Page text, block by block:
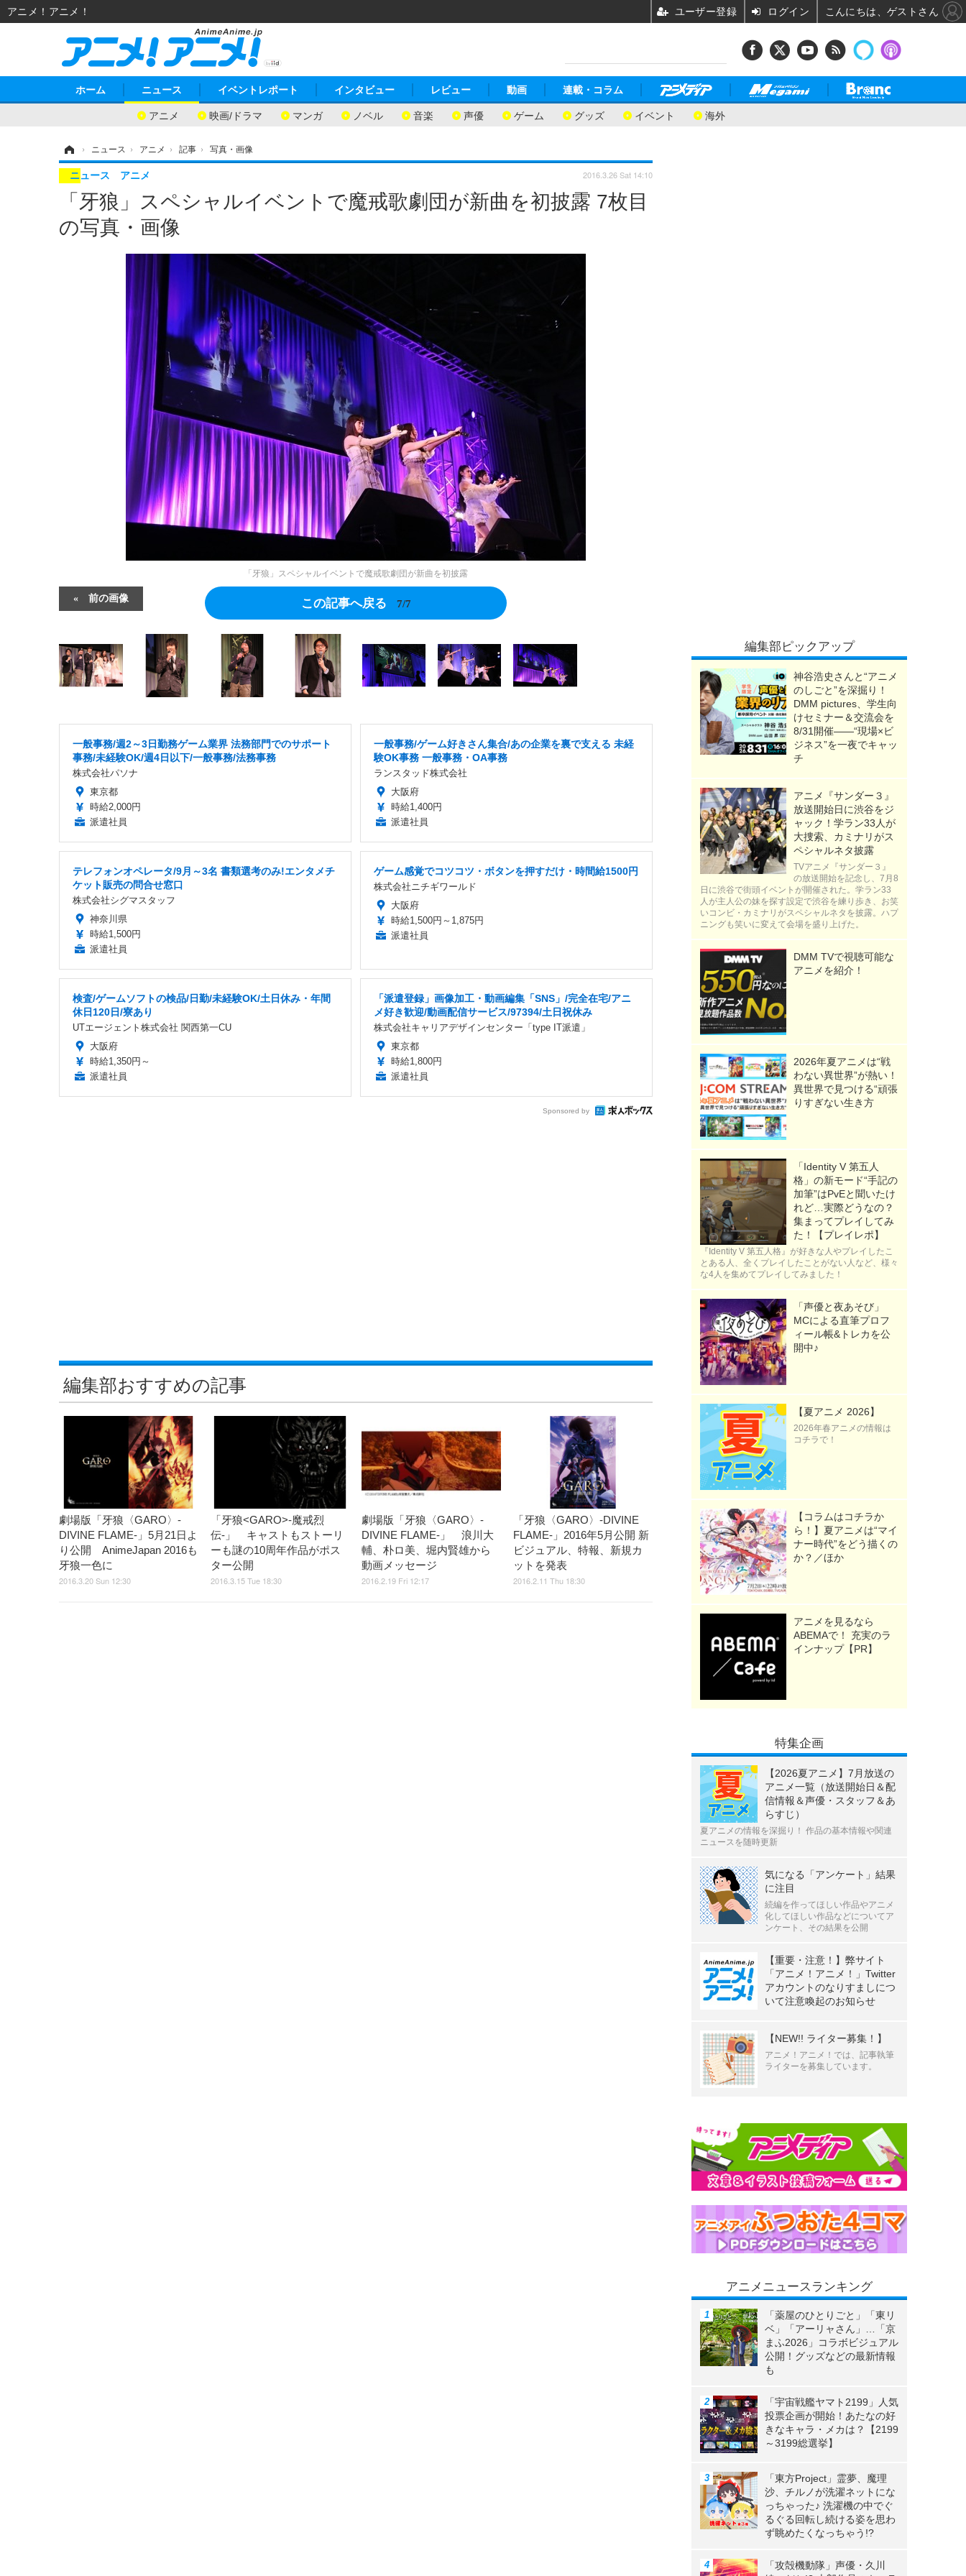
ホーム ニュース
アニメ 映画/ドラマ マンガ ノベル 音楽 声優 ゲーム グッズ イベント 海外
イベントレポート インタビュー レビュー 動画 連載・コラム
› ニュース › アニメ › 記事 › 写真・画像
「牙狼」スペシャルイベントで魔戒歌劇団が新曲を初披露 7枚目
の写真・画像
ニュース アニメ 2016.3.26 Sat 14:10
「牙狼」スペシャルイベントで魔戒歌劇団が新曲を初披露
前の画像 この記事へ戻る 7/7
一般事務/週2～3日勤務ゲーム業界 法務部門でのサポート
事務/未経験OK/週4日以下/一般事務/法務事務
株式会社パソナ
東京都
時給2,000円
派遣社員
一般事務/ゲーム好きさん集合/あの企業を裏で支える 未経
験OK事務 一般事務・OA事務
ランスタッド株式会社
大阪府
時給1,400円
派遣社員
テレフォンオペレータ/9月～3名 書類選考のみ!エンタメチ
ケット販売の問合せ窓口
株式会社シグマスタッフ
神奈川県
時給1,500円
派遣社員
ゲーム感覚でコツコツ・ボタンを押すだけ・時間給1500円
株式会社ニチギワールド
大阪府
時給1,500円～1,875円
派遣社員
検査/ゲームソフトの検品/日勤/未経験OK/土日休み・年間
休日120日/寮あり
UTエージェント株式会社 関西第一CU
大阪府
時給1,350円～
派遣社員
「派遣登録」画像加工・動画編集「SNS」/完全在宅/アニ
メ好き歓迎/動画配信サービス/97394/土日祝休み
株式会社キャリアデザインセンター「type IT派遣」
東京都
時給1,800円
派遣社員
Sponsored by
編集部おすすめの記事
劇場版「牙狼〈GARO〉‐
DIVINE FLAME‐」5月21日よ
り公開 AnimeJapan 2016も
牙狼一色に
2016.3.20 Sun 12:30
「牙狼<GARO>-魔戒烈
伝-」 キャストもストーリ
ーも謎の10周年作品がポス
ター公開
2016.3.15 Tue 18:30
劇場版「牙狼〈GARO〉‐
DIVINE FLAME‐」 浪川大
輔、朴ロ美、堀内賢雄から
動画メッセージ
2016.2.19 Fri 12:17
「牙狼〈GARO〉-DIVINE
FLAME-」2016年5月公開 新
ビジュアル、特報、新規カ
ットを発表
2016.2.11 Thu 18:30
編集部ピックアップ
神谷浩史さんと“アニメ
のしごと”を深掘り！
DMM pictures、学生向
けセミナー＆交流会を
8/31開催――“現場×ビ
ジネス”を一夜でキャッ
チ
アニメ『サンダー３』
放送開始日に渋谷をジ
ャック！学ラン33人が
大捜索、カミナリがス
ペシャルネタ披露
TVアニメ『サンダー３』
の放送開始を記念し、7月8
日に渋谷で街頭イベントが開催された。学ラン33
人が主人公の妹を探す設定で渋谷を練り歩き、お笑
いコンビ・カミナリがスペシャルネタを披露。ハプ
ニングも笑いに変えて会場を盛り上げた。
DMM TVで視聴可能な
アニメを紹介！
2026年夏アニメは“戦
わない異世界”が熱い！
異世界で見つける“頑張
りすぎない生き方
「Identity V 第五人
格」の新モード“手記の
加筆”はPvEと聞いたけ
れど…実際どうなの？
集まってプレイしてみ
た！【プレイレポ】
『Identity V 第五人格』が好きな人やプレイしたこ
とある人、全くプレイしたことがない人など、様々
な4人を集めてプレイしてみました！
「声優と夜あそび」
MCによる直筆プロフ
ィール帳&トレカを公
開中♪
【夏アニメ 2026】
2026年春アニメの情報は
コチラで！
【コラムはコチラか
ら！】夏アニメは“マイ
ナー時代”をどう描くの
か？／ほか
アニメを見るなら
ABEMAで！ 充実のラ
インナップ【PR】
特集企画
【2026夏アニメ】7月放送の
アニメ一覧（放送開始日＆配
信情報＆声優・スタッフ＆あ
らすじ）
夏アニメの情報を深掘り！ 作品の基本情報や関連
ニュースを随時更新
気になる「アンケート」結果
に注目
続編を作ってほしい作品やアニメ
化してほしい作品などについてア
ンケート、その結果を公開
【重要・注意！】弊サイト
「アニメ！アニメ！」Twitter
アカウントのなりすましにつ
いて注意喚起のお知らせ
【NEW!! ライター募集！】
アニメ！アニメ！では、記事執筆
ライターを募集しています。
アニメニュースランキング
「薬屋のひとりごと」「東リ
ベ」「アーリャさん」…「京
まふ2026」コラボビジュアル
公開！グッズなどの最新情報
も
「宇宙戦艦ヤマト2199」人気
投票企画が開始！あたなの好
きなキャラ・メカは？【2199
～3199総選挙】
「東方Project」霊夢、魔理
沙、チルノが洗濯ネットにな
っちゃった♪ 洗濯機の中でぐ
るぐる回転し続ける姿を思わ
ず眺めたくなっちゃう!?
「攻殻機動隊」声優・久川
アニメ！アニメ！ ユーザー登録 ログイン こんにちは、ゲストさん